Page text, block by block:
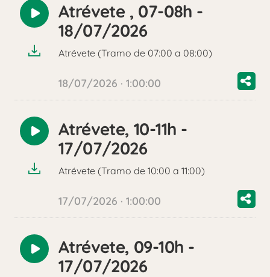
Reproducir
audio
Atrévete , 07-08h -
18/07/2026
Atrévete (Tramo de 07:00 a 08:00)
18/07/2026 · 1:00:00
Reproducir
audio
Atrévete, 10-11h -
17/07/2026
Atrévete (Tramo de 10:00 a 11:00)
17/07/2026 · 1:00:00
Reproducir
audio
Atrévete, 09-10h -
17/07/2026